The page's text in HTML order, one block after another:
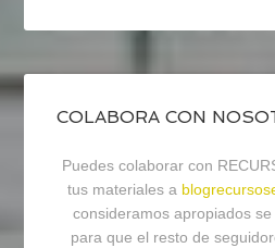
COLABORA CON
Puedes colaborar con
tus materiales a
consideramos apropiados
para que el resto de